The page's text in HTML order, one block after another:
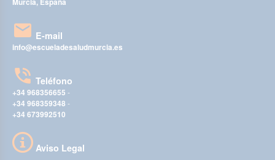
E-mail
info@escueladesaludmurcia.es
Teléfono
+34 968356655 -
+34 968359348 -
+34 673992510
Aviso Legal